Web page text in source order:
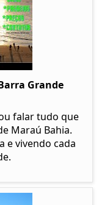
Grande
falar tudo que
Maraú Bahia.
e vivendo cada